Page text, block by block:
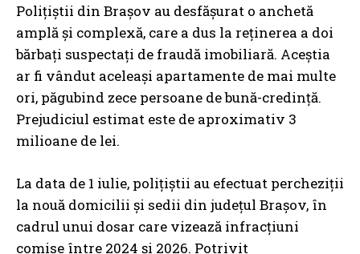
Polițiștii din Brașov au desfășurat o anchetă
amplă și complexă, care a dus la reținerea a doi
bărbați suspectați de fraudă imobiliară. Aceștia
ar fi vândut aceleași apartamente de mai multe
ori, păgubind zece persoane de bună-credință.
Prejudiciul estimat este de aproximativ 3
milioane de lei.
La data de 1 iulie, polițiștii au efectuat percheziții
la nouă domicilii și sedii din județul Brașov, în
cadrul unui dosar care vizează infracțiuni
comise între 2024 și 2026. Potrivit